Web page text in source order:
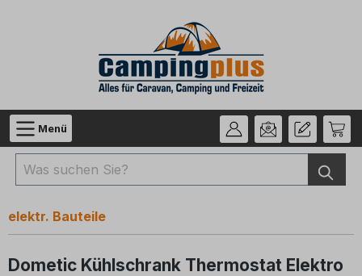
Zum Hauptinhalt springen
Menü
elektr. Bauteile
Dometic Kühlschrank Thermostat Elektro